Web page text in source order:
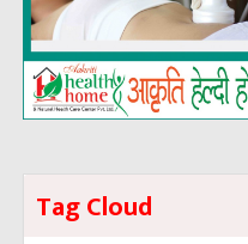
Tag Cloud